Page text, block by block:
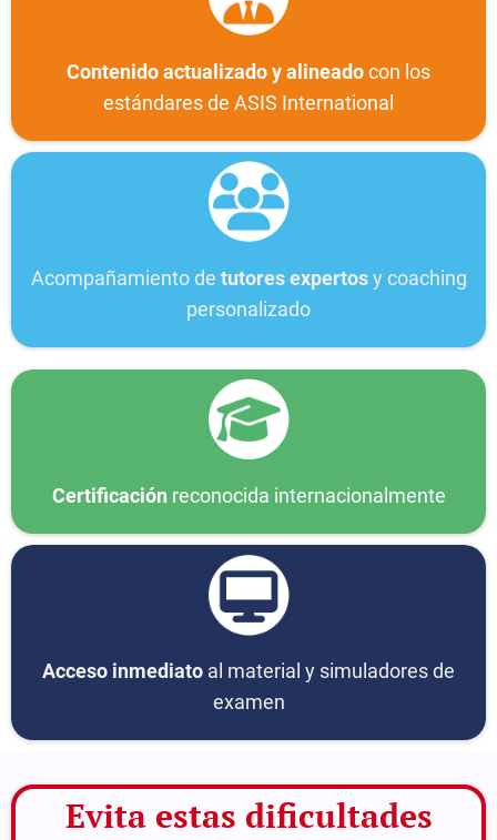
Contenido actualizado y alineadocon los
estándares de ASIS International
Acompañamiento de tutores expertosy coaching
personalizado
Certificación reconocida internacionalmente
Acceso inmediato al material y simuladores de
examen
Evita estas dificultades